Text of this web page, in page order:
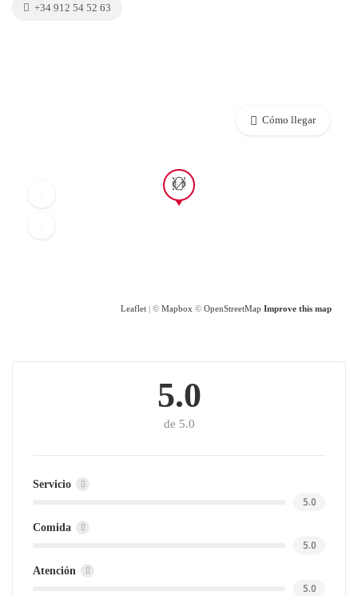
+34 912 54 52 63
Leaflet | © Mapbox © OpenStreetMap Improve this map
Cómo llegar
5.0
de 5.0
Servicio
5.0
Comida
5.0
Atención
5.0